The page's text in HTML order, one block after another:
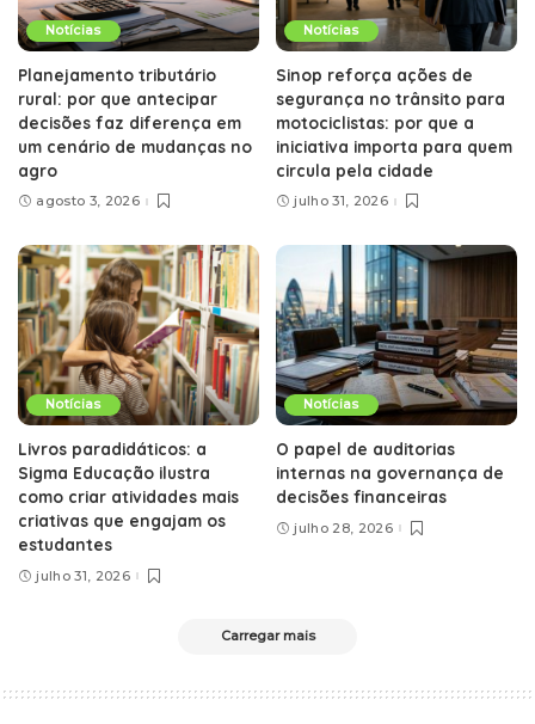
Notícias
Planejamento tributário
rural: por que antecipar
decisões faz diferença em
um cenário de mudanças no
agro
agosto 3, 2026
Notícias
Sinop reforça ações de
segurança no trânsito para
motociclistas: por que a
iniciativa importa para quem
circula pela cidade
julho 31, 2026
Notícias
Livros paradidáticos: a
Sigma Educação ilustra
como criar atividades mais
criativas que engajam os
estudantes
julho 31, 2026
Notícias
O papel de auditorias
internas na governança de
decisões financeiras
julho 28, 2026
Carregar mais